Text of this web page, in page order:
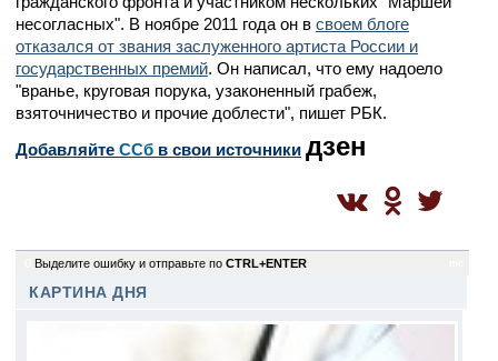
несогласных". В ноябре 2011 года он в своем блоге
отказался от звания заслуженного артиста России и
государственных премий. Он написал, что ему надоело
"вранье, круговая порука, узаконенный грабеж,
взяточничество и прочие доблести", пишет РБК.
Добавляйте CСб в свои источники дзен
Выделите ошибку и отправьте по CTRL+ENTER
КАРТИНА ДНЯ